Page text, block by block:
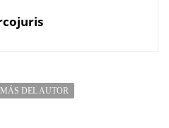
MÁS DEL AUTOR